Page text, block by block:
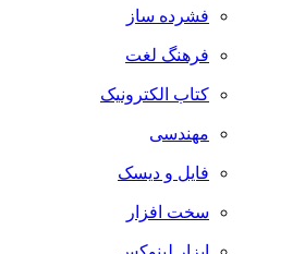
فشرده ساز
فرهنگ لغت
کتاب الکترونیک
مهندسی
فایل و دیسک
سخت افزار